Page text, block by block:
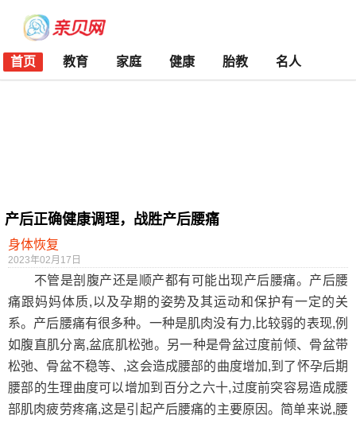
首页 教育 家庭 健康 胎教 名人
产后正确健康调理，战胜产后腰痛
身体恢复
2023年02月17日
不管是剖腹产还是顺产都有可能出现产后腰痛。产后腰
痛跟妈妈体质,以及孕期的姿势及其运动和保护有一定的关
系。产后腰痛有很多种。一种是肌肉没有力,比较弱的表现,例
如腹直肌分离,盆底肌松弛。另一种是骨盆过度前倾、骨盆带
松弛、骨盆不稳等、,这会造成腰部的曲度增加,到了怀孕后期
腰部的生理曲度可以增加到百分之六十,过度前突容易造成腰
部肌肉疲劳疼痛,这是引起产后腰痛的主要原因。简单来说,腰